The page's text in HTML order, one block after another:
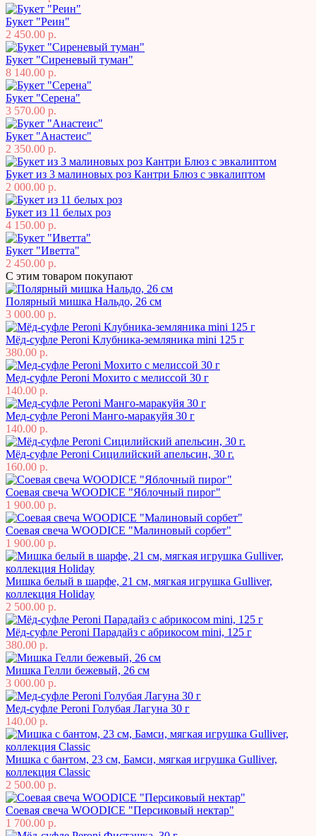
Букет "Реин"
2 450.00 р.
Букет "Сиреневый туман"
8 140.00 р.
Букет "Серена"
3 570.00 р.
Букет "Анастеис"
2 350.00 р.
Букет из 3 малиновых роз Кантри Блюз с эвкалиптом
2 000.00 р.
Букет из 11 белых роз
4 150.00 р.
Букет "Иветта"
2 450.00 р.
С этим товаром покупают
Полярный мишка Нальдо, 26 см
3 000.00 р.
Мёд-суфле Peroni Клубника-земляника mini 125 г
380.00 р.
Мед-суфле Peroni Мохито с мелиссой 30 г
140.00 р.
Мед-суфле Peroni Манго-маракуйя 30 г
140.00 р.
Мёд-суфле Peroni Сицилийский апельсин, 30 г.
160.00 р.
Соевая свеча WOODICE "Яблочный пирог"
1 900.00 р.
Соевая свеча WOODICE "Малиновый сорбет"
1 900.00 р.
Мишка белый в шарфе, 21 см, мягкая игрушка Gulliver,
коллекция Holiday
2 500.00 р.
Мёд-суфле Peroni Парадайз с абрикосом mini, 125 г
380.00 р.
Мишка Гелли бежевый, 26 см
3 000.00 р.
Мед-суфле Peroni Голубая Лагуна 30 г
140.00 р.
Мишка с бантом, 23 см, Бамси, мягкая игрушка Gulliver,
коллекция Classic
2 500.00 р.
Соевая свеча WOODICE "Персиковый нектар"
1 700.00 р.